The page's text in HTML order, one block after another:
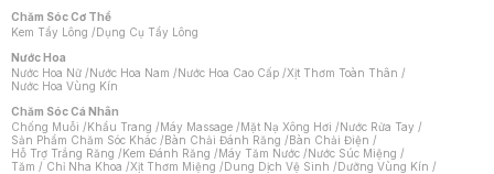
Chăm Sóc Cơ Thể
Kem Tẩy Lông /Dụng Cụ Tẩy Lông
Nước Hoa
Nước Hoa Nữ /Nước Hoa Nam /Nước Hoa Cao Cấp /Xịt Thơm Toàn Thân /
Nước Hoa Vùng Kín
Chăm Sóc Cá Nhân
Chống Muỗi /Khẩu Trang /Máy Massage /Mặt Nạ Xông Hơi /Nước Rửa Tay /
Sản Phẩm Chăm Sóc Khác /Bàn Chải Đánh Răng /Bàn Chải Điện /
Hỗ Trợ Trắng Răng /Kem Đánh Răng /Máy Tăm Nước /Nước Súc Miệng /
Tăm / Chỉ Nha Khoa /Xịt Thơm Miệng /Dung Dịch Vệ Sinh /Dưỡng Vùng Kín /